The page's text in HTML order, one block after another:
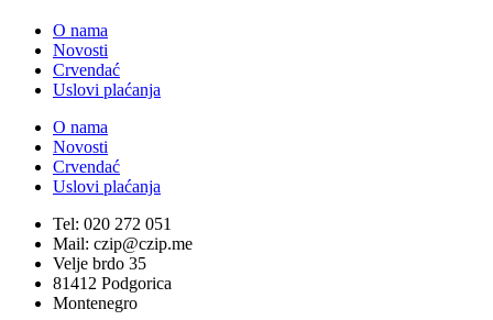
O nama
Novosti
Crvendać
Uslovi plaćanja
O nama
Novosti
Crvendać
Uslovi plaćanja
Tel: 020 272 051
Mail: czip@czip.me
Velje brdo 35
81412 Podgorica
Montenegro